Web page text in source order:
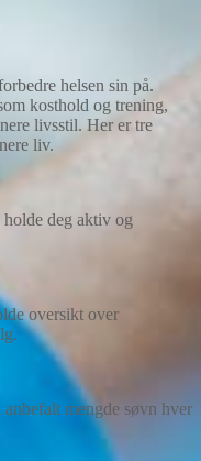
helsen sin på.
kosthold og trening,
livsstil. Her er tre
liv.
holde deg aktiv og
oversikt over
mengde søvn hver